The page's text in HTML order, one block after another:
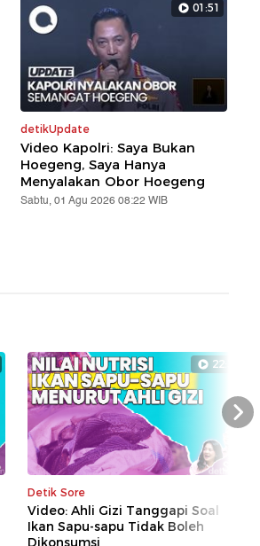
01:51
detikUpdate
Video Kapolri: Saya Bukan
Hoegeng, Saya Hanya
Menyalakan Obor Hoegeng
Sabtu, 01 Agu 2026 08:22 WIB
22:39
Detik Sore
Video: Ahli Gizi Tanggapi Soal
Ikan Sapu-sapu Tidak Boleh
Dikonsumsi
Next